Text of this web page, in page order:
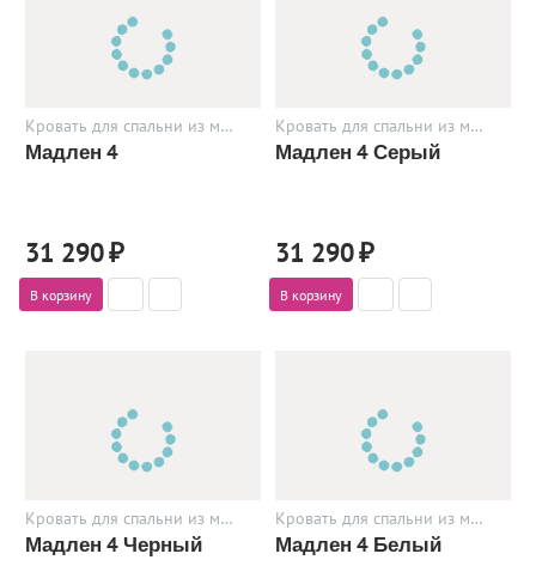
Кровать для спальни из металла
Мадлен 4
31 290₽
В корзину
Кровать для спальни из металла
Мадлен 4 Серый
31 290₽
В корзину
Кровать для спальни из металла
Мадлен 4 Черный
Кровать для спальни из металла
Мадлен 4 Белый